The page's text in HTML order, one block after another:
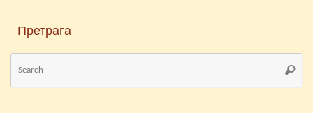
Претрага